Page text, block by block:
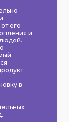
его
и
в